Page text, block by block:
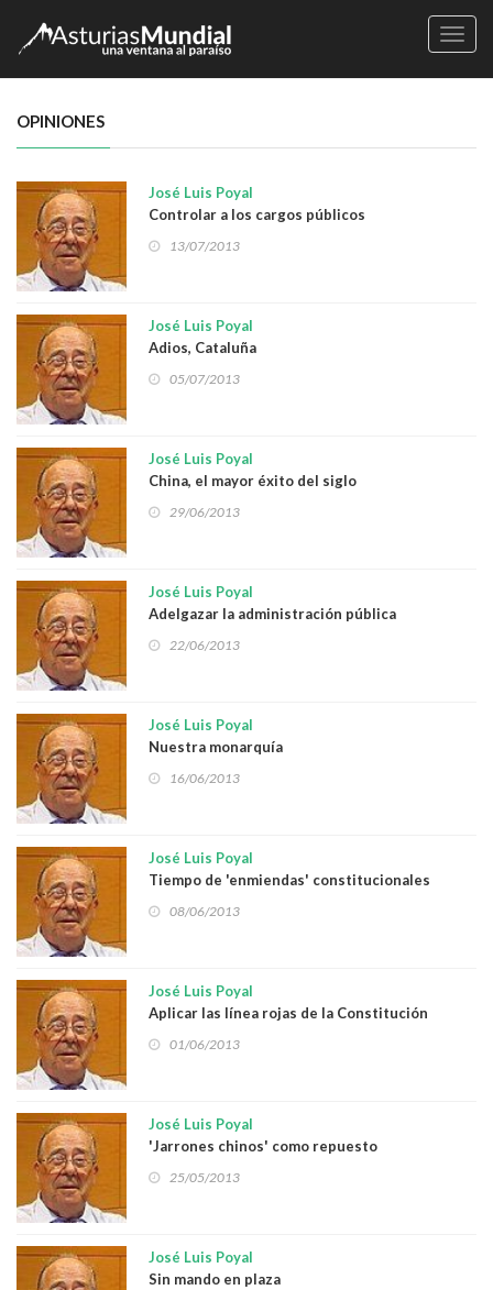
OPINIONES
José Luis Poyal
Controlar a los cargos públicos
13/07/2013
José Luis Poyal
Adios, Cataluña
05/07/2013
José Luis Poyal
China, el mayor éxito del siglo
29/06/2013
José Luis Poyal
Adelgazar la administración pública
22/06/2013
José Luis Poyal
Nuestra monarquía
16/06/2013
José Luis Poyal
Tiempo de 'enmiendas' constitucionales
08/06/2013
José Luis Poyal
Aplicar las línea rojas de la Constitución
01/06/2013
José Luis Poyal
'Jarrones chinos' como repuesto
25/05/2013
José Luis Poyal
Sin mando en plaza